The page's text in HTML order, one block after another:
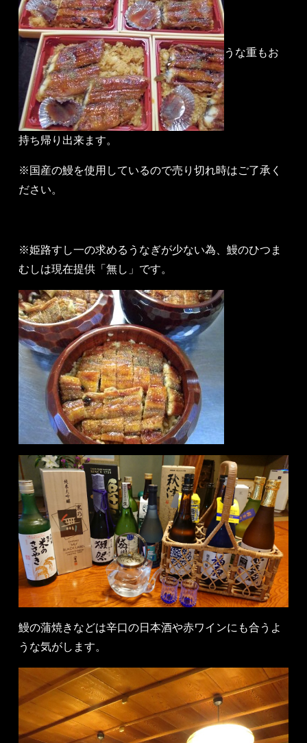
うな重もお
持ち帰り出来ます。
※国産の鰻を使用しているので売り切れ時はご了承く
ださい。
※姫路すし一の求めるうなぎが少ない為、鰻のひつま
むしは現在提供「無し」です。
鰻の蒲焼きなどは辛口の日本酒や赤ワインにも合うよ
うな気がします。